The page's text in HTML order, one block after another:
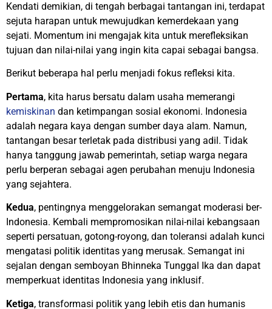
Kendati demikian, di tengah berbagai tantangan ini, terdapat
sejuta harapan untuk mewujudkan kemerdekaan yang
sejati. Momentum ini mengajak kita untuk merefleksikan
tujuan dan nilai-nilai yang ingin kita capai sebagai bangsa.
Berikut beberapa hal perlu menjadi fokus refleksi kita.
Pertama, kita harus bersatu dalam usaha memerangi
kemiskinan dan ketimpangan sosial ekonomi. Indonesia
adalah negara kaya dengan sumber daya alam. Namun,
tantangan besar terletak pada distribusi yang adil. Tidak
hanya tanggung jawab pemerintah, setiap warga negara
perlu berperan sebagai agen perubahan menuju Indonesia
yang sejahtera.
Kedua, pentingnya menggelorakan semangat moderasi ber-
Indonesia. Kembali mempromosikan nilai-nilai kebangsaan
seperti persatuan, gotong-royong, dan toleransi adalah kunci
mengatasi politik identitas yang merusak. Semangat ini
sejalan dengan semboyan Bhinneka Tunggal Ika dan dapat
memperkuat identitas Indonesia yang inklusif.
Ketiga, transformasi politik yang lebih etis dan humanis